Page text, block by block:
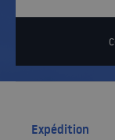
Expédition